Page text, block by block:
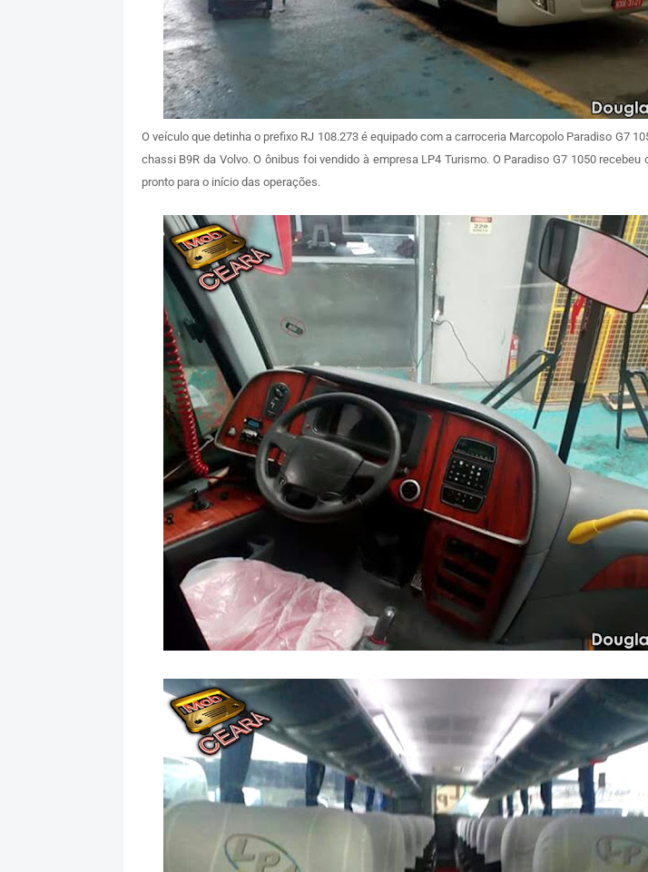
O veículo que detinha o prefixo RJ 108.273 é equipado com a carroceria Marcopolo Paradiso G7
chassi B9R da Volvo. O ônibus foi vendido à empresa LP4 Turismo. O Paradiso G7 1050 recebeu
pronto para o início das operações.